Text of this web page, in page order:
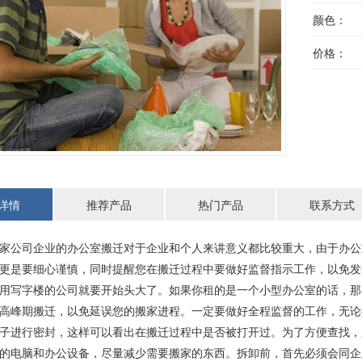
颜色：
价格：
情 推荐产品 热门产品 联系方式
公司企业的办公室搬迁对于企业和个人来讲意义都比较重大，由于办
是要细心谨慎，同时提醒您在搬迁过程中要做好监督指示工作，以免
写字楼的公司就要开始头大了。如果你租的是一个小型办公室的话，
峰期搬迁，以免延误您的搬家进程。一定要做好全程监督的工作，无
进行密封，这样可以看出在搬迁过程中是否被打开过。为了方便查找
电脑和办公设备，尽量减少需要搬家的东西。拆卸前，首先必须会同